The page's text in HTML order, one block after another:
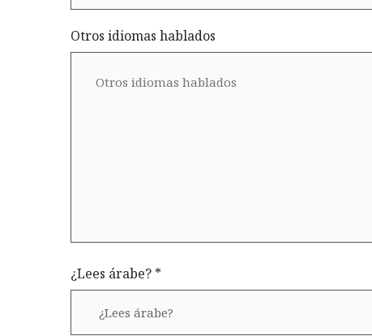
Otros idiomas hablados
¿Lees árabe? *